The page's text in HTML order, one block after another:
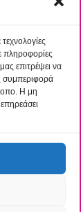
επιτρέψει να
συμπεριφορά
Η μη